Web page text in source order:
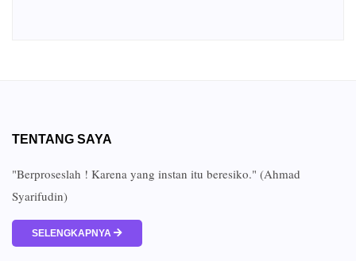
TENTANG SAYA
"Berproseslah ! Karena yang instan itu beresiko." (Ahmad
Syarifudin)
SELENGKAPNYA